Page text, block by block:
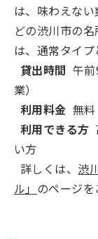
は、味わえな
どの渋川市の
は、通常タイプ
貸出時間 午
業）
利用料金 無料
利用できる方
い方
詳しくは、 渋
ル」 のページを